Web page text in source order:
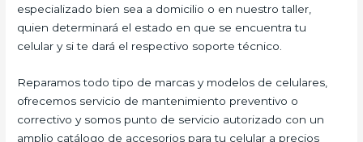
especializado bien sea a domicilio o en nuestro taller,
quien determinará el estado en que se encuentra tu
celular y si te dará el respectivo soporte técnico.
Reparamos todo tipo de marcas y modelos de celulares,
ofrecemos servicio de mantenimiento preventivo o
correctivo y somos punto de servicio autorizado con un
amplio catálogo de accesorios para tu celular a precios